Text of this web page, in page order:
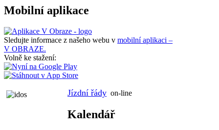
Mobilní aplikace
Sledujte informace z našeho webu v mobilní aplikaci –
V OBRAZE.
Volně ke stažení:
Jízdní řády on-line
Kalendář